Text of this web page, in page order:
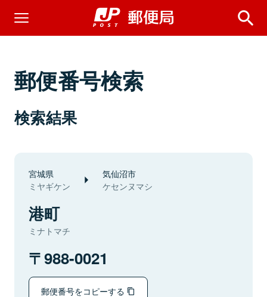
郵便番号検索
検索結果
宮城県
ミヤギケン
気仙沼市
ケセンヌマシ
港町
ミナトマチ
988-0021
郵便番号をコピーする